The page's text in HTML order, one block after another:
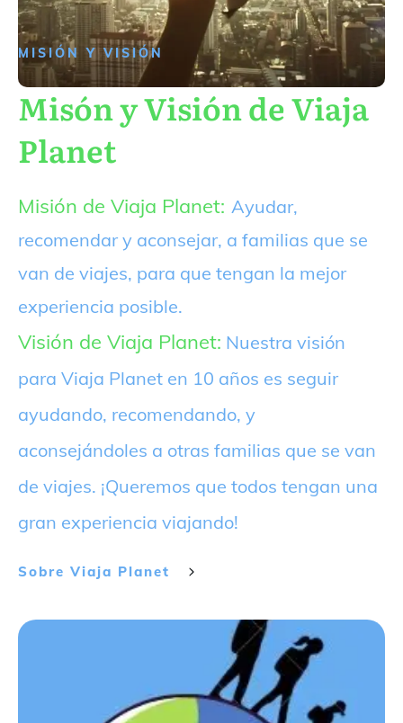
MISIÓN Y VISIÓN
Misón y Visión de Viaja
Planet
Misión de Viaja Planet: Ayudar,
recomendar y aconsejar, a familias que se
van de viajes, para que tengan la mejor
experiencia posible.
Visión de Viaja Planet: Nuestra visión
para Viaja Planet en 10 años es seguir
ayudando, recomendando, y
aconsejándoles a otras familias que se van
de viajes. ¡Queremos que todos tengan una
gran experiencia viajando!
Sobre Viaja Planet